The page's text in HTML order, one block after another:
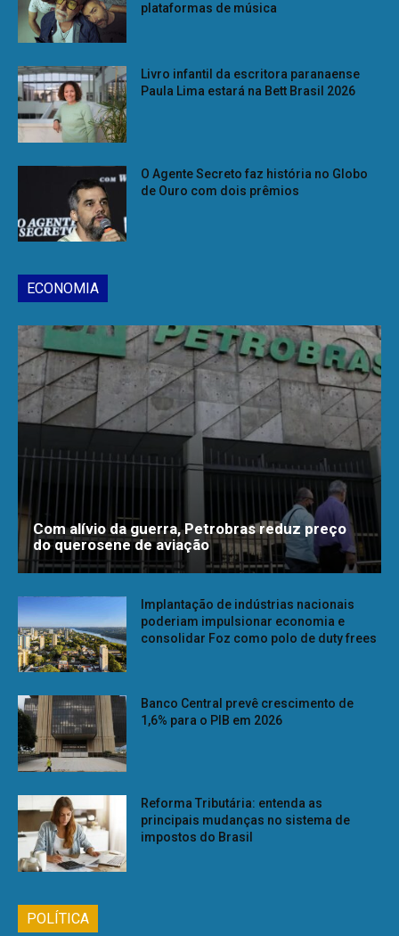
plataformas de música
Livro infantil da escritora paranaense
Paula Lima estará na Bett Brasil 2026
O Agente Secreto faz história no Globo
de Ouro com dois prêmios
ECONOMIA
Com alívio da guerra, Petrobras reduz preço
do querosene de aviação
Implantação de indústrias nacionais
poderiam impulsionar economia e
consolidar Foz como polo de duty frees
Banco Central prevê crescimento de
1,6% para o PIB em 2026
Reforma Tributária: entenda as
principais mudanças no sistema de
impostos do Brasil
POLÍTICA